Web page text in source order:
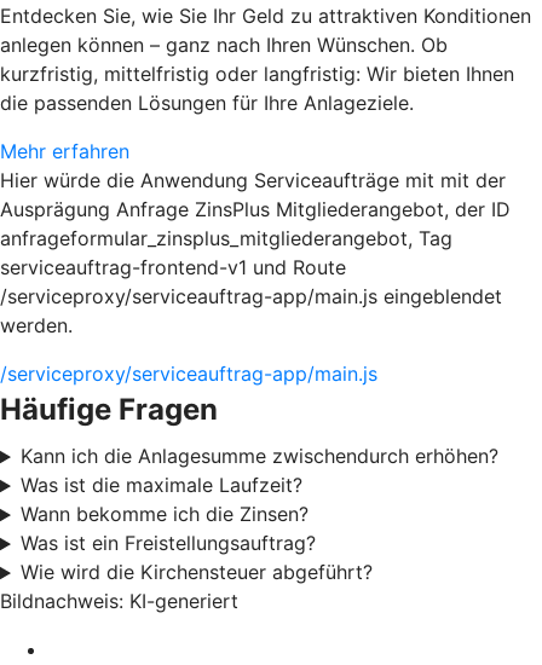
Entdecken Sie, wie Sie Ihr Geld zu attraktiven Konditionen
anlegen können – ganz nach Ihren Wünschen. Ob
kurzfristig, mittelfristig oder langfristig: Wir bieten Ihnen
die passenden Lösungen für Ihre Anlageziele.
Mehr erfahren
Hier würde die Anwendung Serviceaufträge mit mit der
Ausprägung Anfrage ZinsPlus Mitgliederangebot, der ID
anfrageformular_zinsplus_mitgliederangebot, Tag
serviceauftrag-frontend-v1 und Route
/serviceproxy/serviceauftrag-app/main.js eingeblendet
werden.
/serviceproxy/serviceauftrag-app/main.js
Häufige Fragen
Kann ich die Anlagesumme zwischendurch erhöhen?
Was ist die maximale Laufzeit?
Wann bekomme ich die Zinsen?
Was ist ein Freistellungsauftrag?
Wie wird die Kirchensteuer abgeführt?
Bildnachweis: KI-generiert